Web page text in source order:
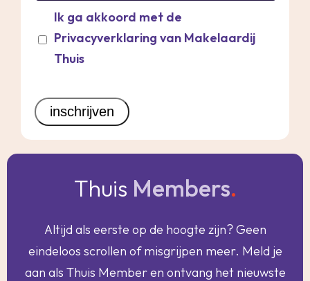
Ik ga akkoord met de
Privacyverklaring van Makelaardij
Thuis
inschrijven
Thuis Members.
Altijd als eerste op de hoogte zijn? Geen
eindeloos scrollen of misgrijpen meer. Meld je
aan als Thuis Member en ontvang het nieuwste